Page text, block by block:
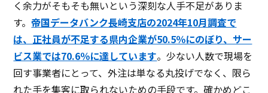
く余力がそもそも無いという深刻な人手不足がありま
す。帝国データバンク長崎支店の2024年10月調査で
は、正社員が不足する県内企業が50.5％にのぼり、サー
ビス業では70.6％に達しています。少ない人数で現場を
回す事業者にとって、外注は単なる丸投げでなく、限ら
れた手を集客に取られないための手段です。確かめどこ